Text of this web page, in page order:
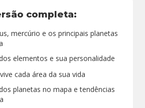
completa:
mercúrio e os principais planetas
elementos e sua personalidade
cada área da sua vida
planetas no mapa e tendências